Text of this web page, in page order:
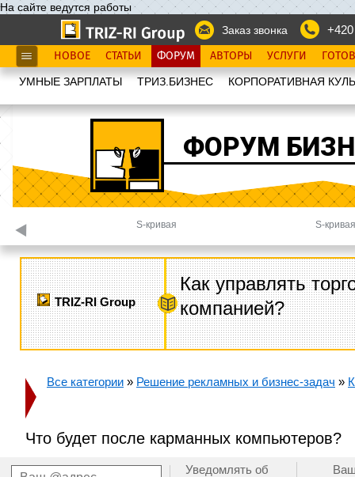
На сайте ведутся работы
Заказ звонка
НОВОЕ СТАТЬИ ФОРУМ АВТОРЫ УСЛУГИ
УМНЫЕ ЗАРПЛАТЫ ТРИЗ.БИЗНЕС КОРПОРАТИВНАЯ
ФОРУМ
S-кривая S-
TRIZ-RI Group
Как управлять
компанией?
Все категории » Решение рекламных и бизнес-задач »
Что будет после карманных компьютеров?
Уведомлять об